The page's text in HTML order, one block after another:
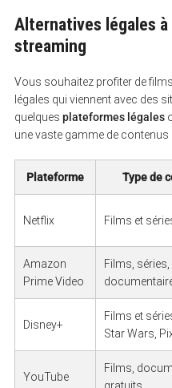
Alternatives légales à
streaming
Vous souhaitez profiter de
légales qui viennent avec des
quelques plateformes légales
une vaste gamme de contenus :
Plateforme Type de
Netflix Films et
Amazon
Prime Video
Films, séries,
Disney+
Films et
Star Wars,
YouTube
Films,